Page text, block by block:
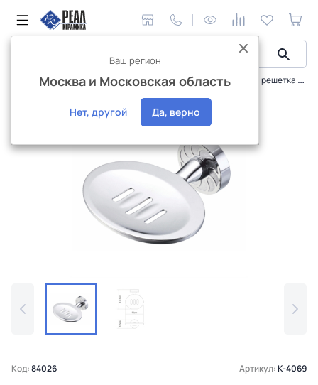
Сантехника и аксессуары Аксессуары Мыльница решетка WasserKraft Isen K-4069
Интернет-магазин
Код:84026 Артикул:K-4069
Ваш регион
Москва и Московская область
Нет, другой Да, верно